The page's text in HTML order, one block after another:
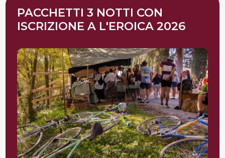
PACCHETTI 3 NOTTI CON
ISCRIZIONE A L'EROICA 2026